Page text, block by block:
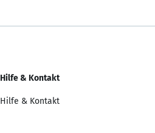
Hilfe & Kontakt
Hilfe & Kontakt